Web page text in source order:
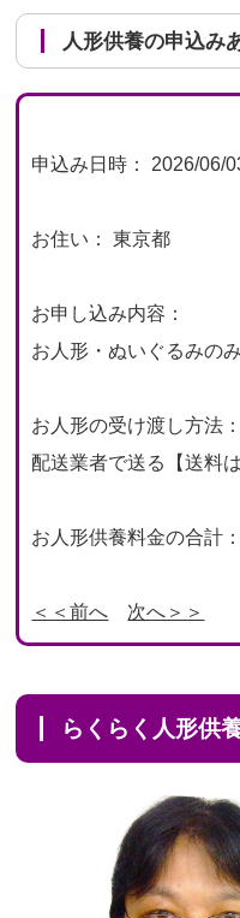
人形供養の申込
申込み日時： 2026/06/
お住い： 東京都
お申し込み内容：
お人形・ぬいぐるみの
お人形の受け渡し方法：
配送業者で送る【送料
お人形供養料金の合計
＜＜前へ 次へ＞＞
らくらく人形